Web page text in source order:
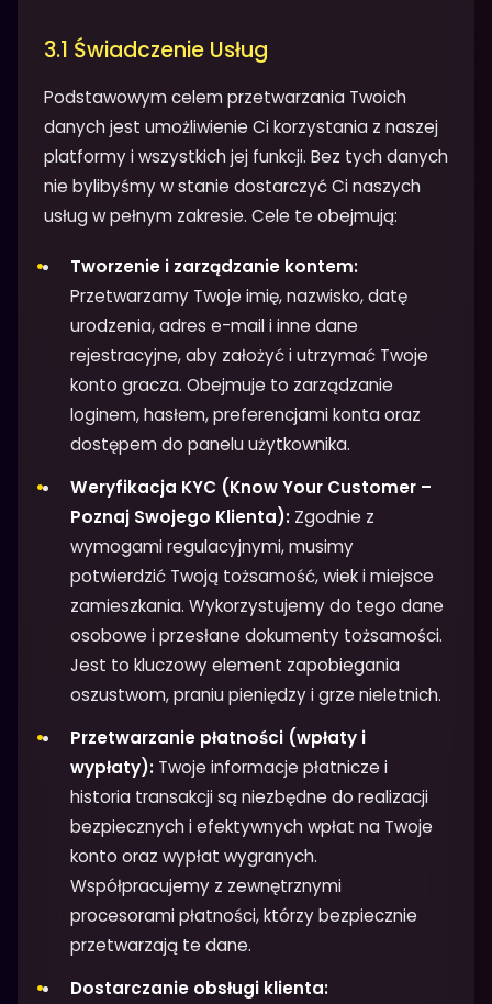
3.1 Świadczenie Usług
Podstawowym celem przetwarzania Twoich
danych jest umożliwienie Ci korzystania z naszej
platformy i wszystkich jej funkcji. Bez tych danych
nie bylibyśmy w stanie dostarczyć Ci naszych
usług w pełnym zakresie. Cele te obejmują:
Tworzenie i zarządzanie kontem:
Przetwarzamy Twoje imię, nazwisko, datę
urodzenia, adres e-mail i inne dane
rejestracyjne, aby założyć i utrzymać Twoje
konto gracza. Obejmuje to zarządzanie
loginem, hasłem, preferencjami konta oraz
dostępem do panelu użytkownika.
Weryfikacja KYC (Know Your Customer –
Poznaj Swojego Klienta): Zgodnie z
wymogami regulacyjnymi, musimy
potwierdzić Twoją tożsamość, wiek i miejsce
zamieszkania. Wykorzystujemy do tego dane
osobowe i przesłane dokumenty tożsamości.
Jest to kluczowy element zapobiegania
oszustwom, praniu pieniędzy i grze nieletnich.
Przetwarzanie płatności (wpłaty i
wypłaty): Twoje informacje płatnicze i
historia transakcji są niezbędne do realizacji
bezpiecznych i efektywnych wpłat na Twoje
konto oraz wypłat wygranych.
Współpracujemy z zewnętrznymi
procesorami płatności, którzy bezpiecznie
przetwarzają te dane.
Dostarczanie obsługi klienta: